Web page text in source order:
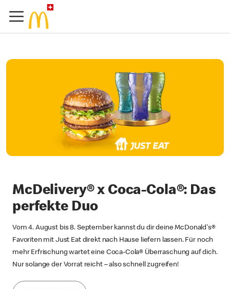
McDelivery® x Coca-Cola®: Das
perfekte Duo
Vom 4. August bis 8. September kannst du dir deine McDonald's®
Favoriten mit Just Eat direkt nach Hause liefern lassen. Für noch
mehr Erfrischung wartet eine Coca-Cola® Überraschung auf dich.
Nur solange der Vorrat reicht – also schnell zugreifen!